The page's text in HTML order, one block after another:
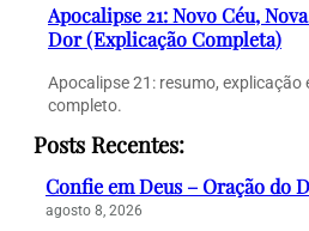
Apocalipse 21: Novo Céu,
Dor (Explicação Completa)
Apocalipse 21: resumo, explicação
completo.
Posts Recentes:
Confie em Deus – Oração do
agosto 8, 2026